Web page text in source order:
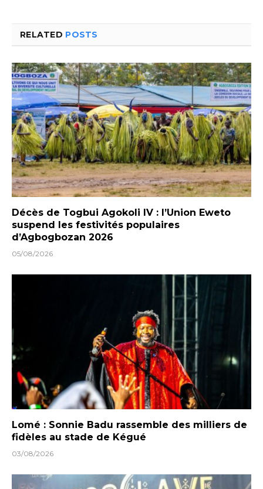
RELATED POSTS
Décès de Togbui Agokoli IV : l’Union Eweto
suspend les festivités populaires
d’Agbogbozan 2026
05/08/2026
Lomé : Sonnie Badu rassemble des milliers de
fidèles au stade de Kégué
03/08/2026